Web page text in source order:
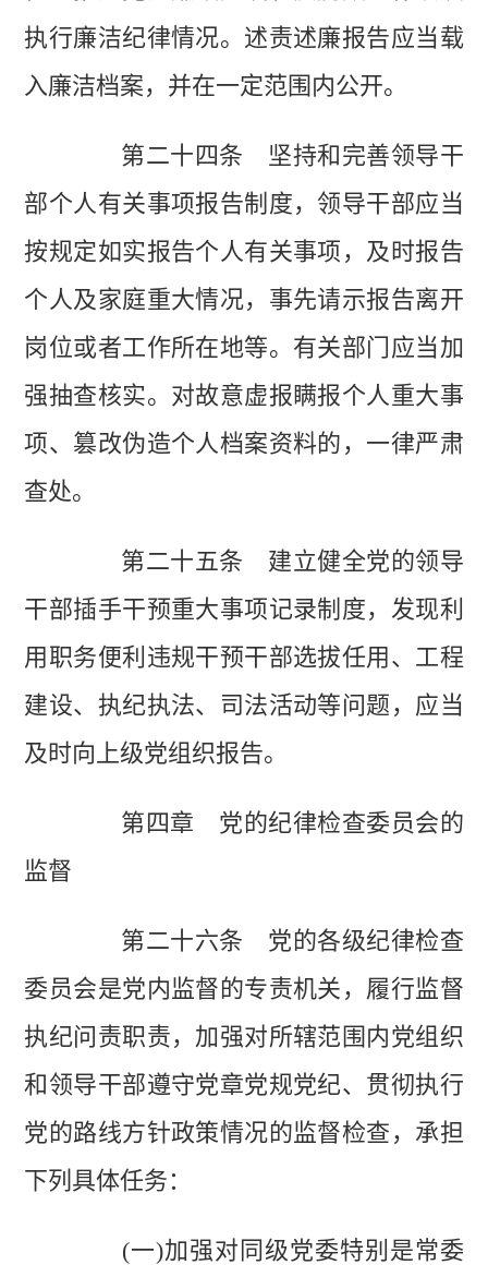
执行廉洁纪律情况。述责述廉报告应当载
入廉洁档案，并在一定范围内公开。
第二十四条 坚持和完善领导干
部个人有关事项报告制度，领导干部应当
按规定如实报告个人有关事项，及时报告
个人及家庭重大情况，事先请示报告离开
岗位或者工作所在地等。有关部门应当加
强抽查核实。对故意虚报瞒报个人重大事
项、篡改伪造个人档案资料的，一律严肃
查处。
第二十五条 建立健全党的领导
干部插手干预重大事项记录制度，发现利
用职务便利违规干预干部选拔任用、工程
建设、执纪执法、司法活动等问题，应当
及时向上级党组织报告。
第四章 党的纪律检查委员会的
监督
第二十六条 党的各级纪律检查
委员会是党内监督的专责机关，履行监督
执纪问责职责，加强对所辖范围内党组织
和领导干部遵守党章党规党纪、贯彻执行
党的路线方针政策情况的监督检查，承担
下列具体任务：
(一)加强对同级党委特别是常委